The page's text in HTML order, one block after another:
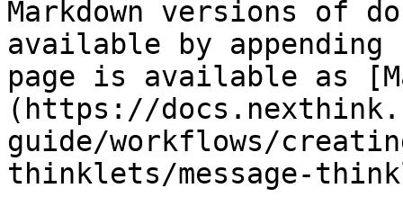
Markdown versions of
available by
page is available as
(https://
guide/workflows/
thinklets/message-